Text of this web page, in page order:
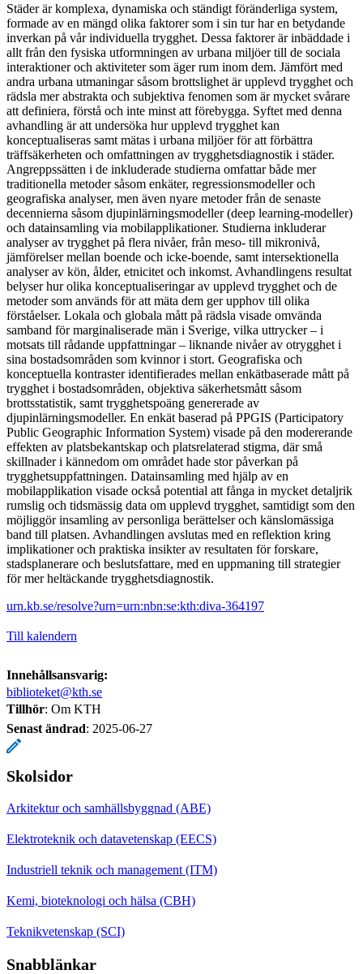
Städer är komplexa, dynamiska och ständigt föränderliga system,
formade av en mängd olika faktorer som i sin tur har en betydande
inverkan på vår individuella trygghet. Dessa faktorer är inbäddade i
allt från den fysiska utformningen av urbana miljöer till de sociala
interaktioner och aktiviteter som äger rum inom dem. Jämfört med
andra urbana utmaningar såsom brottslighet är upplevd trygghet och
rädsla mer abstrakta och subjektiva fenomen som är mycket svårare
att definiera, förstå och inte minst att förebygga. Syftet med denna
avhandling är att undersöka hur upplevd trygghet kan
konceptualiseras samt mätas i urbana miljöer för att förbättra
träffsäkerheten och omfattningen av trygghetsdiagnostik i städer.
Angreppssätten i de inkluderade studierna omfattar både mer
traditionella metoder såsom enkäter, regressionsmodeller och
geografiska analyser, men även nyare metoder från de senaste
decennierna såsom djupinlärningsmodeller (deep learning-modeller)
och datainsamling via mobilapplikationer. Studierna inkluderar
analyser av trygghet på flera nivåer, från meso- till mikronivå,
jämförelser mellan boende och icke-boende, samt intersektionella
analyser av kön, ålder, etnicitet och inkomst. Avhandlingens resultat
belyser hur olika konceptualiseringar av upplevd trygghet och de
metoder som används för att mäta dem ger upphov till olika
förståelser. Lokala och globala mått på rädsla visade omvända
samband för marginaliserade män i Sverige, vilka uttrycker – i
motsats till rådande uppfattningar – liknande nivåer av otrygghet i
sina bostadsområden som kvinnor i stort. Geografiska och
konceptuella kontraster identifierades mellan enkätbaserade mått på
trygghet i bostadsområden, objektiva säkerhetsmått såsom
brottsstatistik, samt trygghetspoäng genererade av
djupinlärningsmodeller. En enkät baserad på PPGIS (Participatory
Public Geographic Information System) visade på den modererande
effekten av platsbekantskap och platsrelaterad stigma, där små
skillnader i kännedom om området hade stor påverkan på
trygghetsuppfattningen. Datainsamling med hjälp av en
mobilapplikation visade också potential att fånga in mycket detaljrik
rumslig och tidsmässig data om upplevd trygghet, samtidigt som den
möjliggör insamling av personliga berättelser och känslomässiga
band till platsen. Avhandlingen avslutas med en reflektion kring
implikationer och praktiska insikter av resultaten för forskare,
stadsplanerare och beslutsfattare, med en uppmaning till strategier
för mer heltäckande trygghetsdiagnostik.
urn.kb.se/resolve?urn=urn:nbn:se:kth:diva-364197
Till kalendern
Innehållsansvarig:
biblioteket@kth.se
Tillhör: Om KTH
Senast ändrad: 2025-06-27
Skolsidor
Arkitektur och samhällsbyggnad (ABE)
Elektroteknik och datavetenskap (EECS)
Industriell teknik och management (ITM)
Kemi, bioteknologi och hälsa (CBH)
Teknikvetenskap (SCI)
Snabblänkar